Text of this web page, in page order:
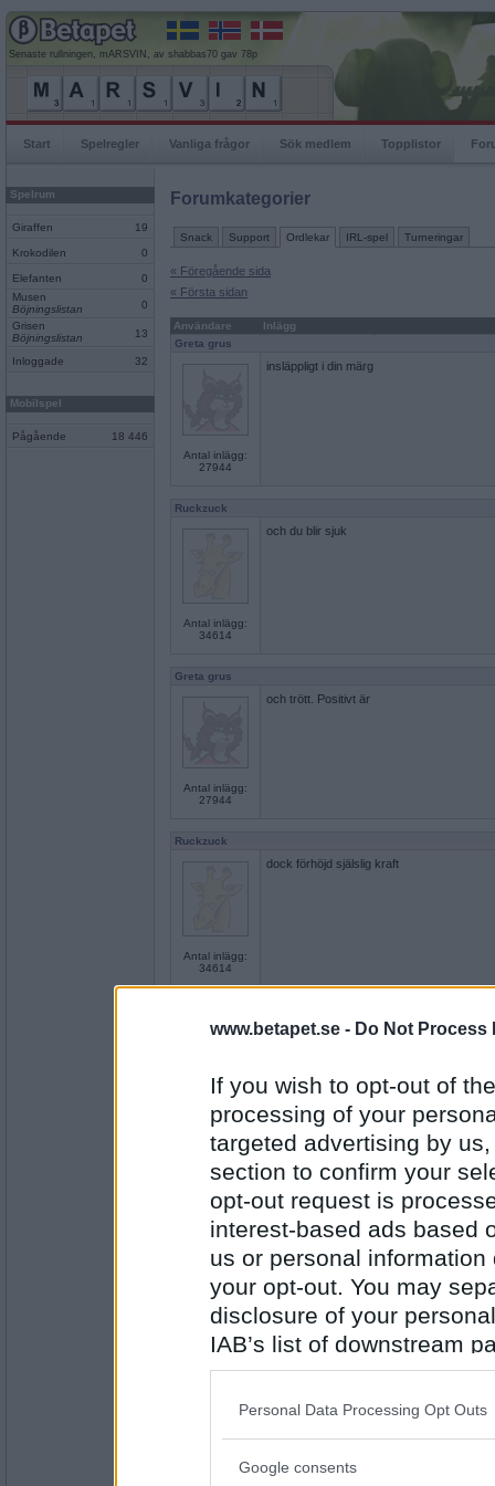
www.betapet.se - Do Not Process
If you wish to opt-out of
processing of your
targeted advertising by
section to confirm your
opt-out request is
interest-based ads based
us or personal
your opt-out. You may
disclosure of your
IAB’s list of downstream
also be disclosed by us
Downstream Participants
Please note that this
Personal Data Processing Opt Outs
Google consents
Senaste rullningen, mARSVIN, av shabbas70 gav 78p
Start Spelregler Vanliga frågor Sök medlem Topplistor
Spelrum
Giraffen 19
Krokodilen 0
Elefanten
0
Musen
Böjningslistan
0
Grisen
Böjningslistan
13
Inloggade 32
Mobilspel
Pågående 18 446
Forumkategorier
Snack Support Ordlekar IRL-spel Turneringar
« Föregående sida
« Första sidan
Användare
Inlägg
Greta grus
Antal inlägg:
27944
insläppligt i din märg
Ruckzuck
Antal inlägg:
34614
och du blir sjuk
Greta grus
Antal inlägg:
27944
och trött. Positivt är
Ruckzuck
Antal inlägg:
34614
dock förhöjd själslig kraft
Antal inlägg:
och god syn i
Sotfinger
Antal inlägg:
22361
mörk omgivning där spökdjur
Ruckzuck